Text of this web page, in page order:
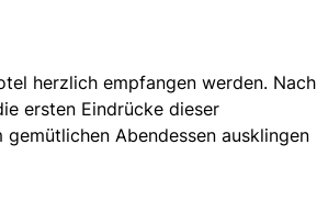
herzlich empfangen werden. Nach
ersten Eindrücke dieser
Abendessen ausklingen